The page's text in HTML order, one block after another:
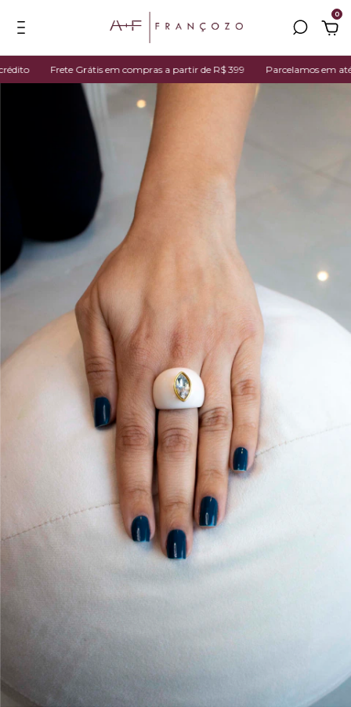
0
Frete Grátis em compras a partir de R$ 399 Parcelamos em até